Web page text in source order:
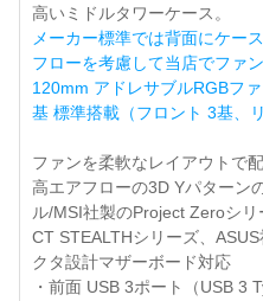
高いミドルタワーケース。
メーカー標準では背面にケー
フローを考慮して当店でファ
120mm アドレサブルRGBフ
基 標準搭載（フロント 3基、
ファンを柔軟なレイアウトで
高エアフローの3D Yパターン
ル/MSI社製のProject Zeroシ
CT STEALTHシリーズ、
クタ設計マザーボード対応
・前面 USB 3ポート（USB 3